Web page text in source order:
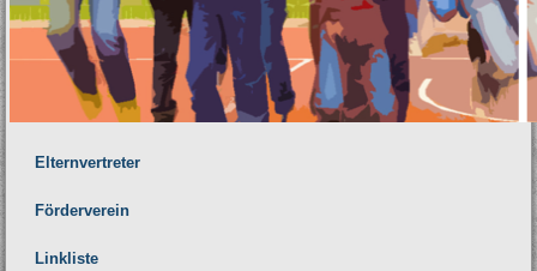
Elternvertreter
Förderverein
Linkliste